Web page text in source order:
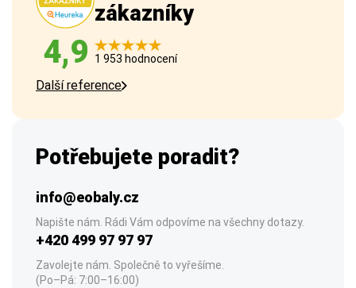
zákazníky
4,9 1 953 hodnocení
Další reference
Potřebujete poradit?
info@eobaly.cz
Napište nám. Rádi Vám odpovíme na všechny dotazy.
+420 499 97 97 97
Zavolejte nám. Společně to vyřešíme.
(Po–Pá: 7:00–16:00)